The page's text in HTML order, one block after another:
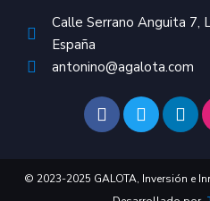
Calle Serrano Anguita 7,
España
antonino@agalota.com
© 2023-2025 GALOTA, Inversión e